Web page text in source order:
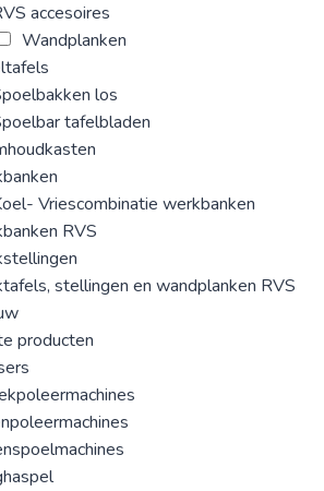
accesoires
Wandplanken
los
tafelbladen
Vriescombinatie werkbanken
RVS
stellingen en wandplanken RVS
producten